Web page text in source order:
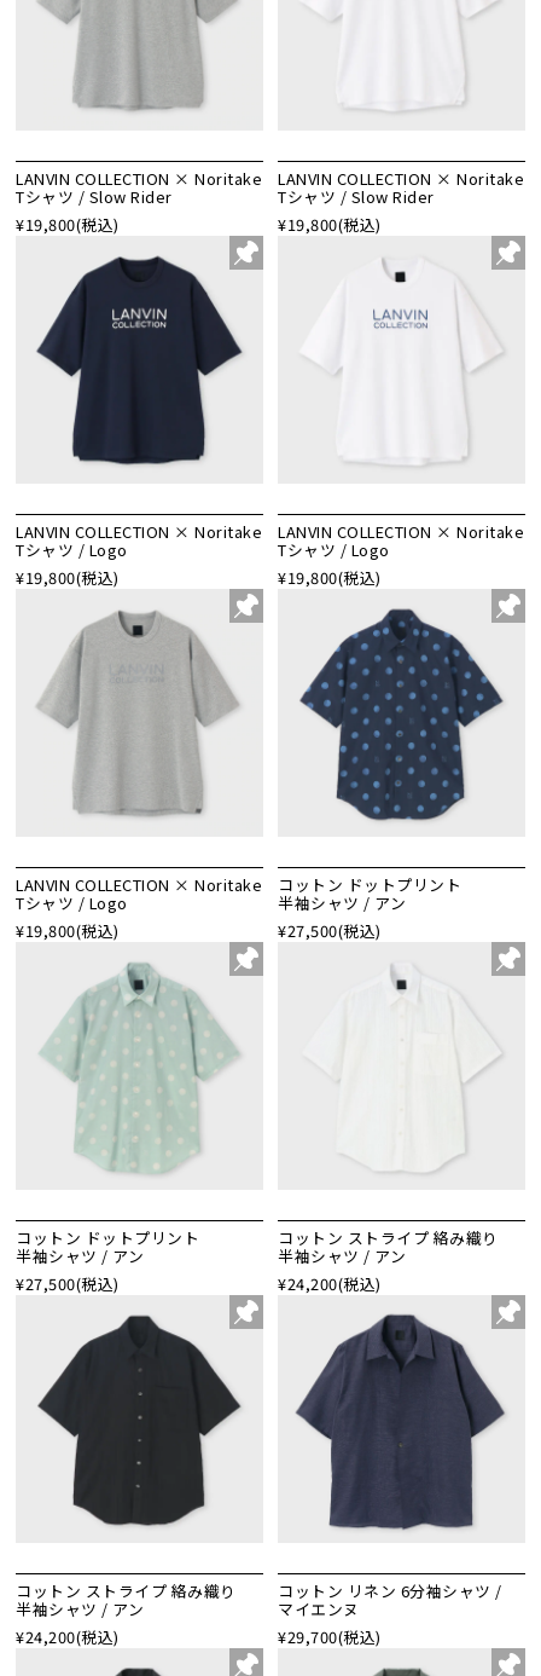
LANVIN COLLECTION × Noritake
Tシャツ / Slow Rider
¥19,800(税込)
LANVIN COLLECTION × Noritake
Tシャツ / Slow Rider
¥19,800(税込)
LANVIN COLLECTION × Noritake
Tシャツ / Logo
¥19,800(税込)
LANVIN COLLECTION × Noritake
Tシャツ / Logo
¥19,800(税込)
LANVIN COLLECTION × Noritake
Tシャツ / Logo
¥19,800(税込)
コットン ドットプリント
半袖シャツ / アン
¥27,500(税込)
コットン ドットプリント
半袖シャツ / アン
¥27,500(税込)
コットン ストライプ 絡み織り
半袖シャツ / アン
¥24,200(税込)
コットン ストライプ 絡み織り
半袖シャツ / アン
¥24,200(税込)
コットン リネン 6分袖シャツ /
マイエンヌ
¥29,700(税込)